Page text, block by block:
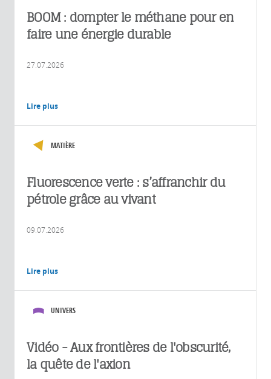
BOOM : dompter le méthane pour en
faire une énergie durable
27.07.2026
Lire plus
MATIÈRE
Fluorescence verte : s’affranchir du
pétrole grâce au vivant
09.07.2026
Lire plus
UNIVERS
Vidéo - Aux frontières de l'obscurité,
la quête de l'axion